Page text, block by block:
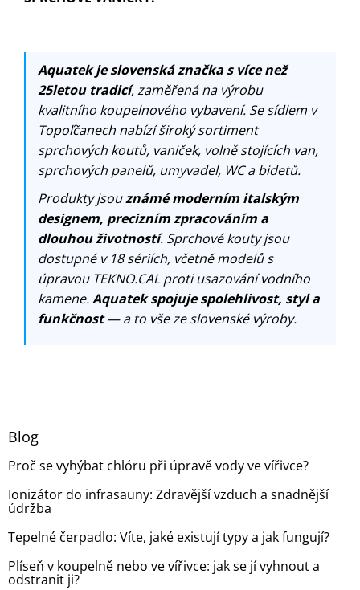
Aquatek je slovenská značka s více než
25letou tradicí, zaměřená na výrobu
kvalitního koupelnového vybavení. Se sídlem v
Topoľčanech nabízí široký sortiment
sprchových koutů, vaniček, volně stojících van,
sprchových panelů, umyvadel, WC a bidetů.
Produkty jsouznámé moderním italským
designem, precizním zpracováním a
dlouhou životností. Sprchové kouty jsou
dostupné v 18 sériích, včetně modelů s
úpravou TEKNO.CAL proti usazování vodního
kamene.Aquatek spojuje spolehlivost, styl a
funkčnost— a to vše ze slovenské výroby.
Z
Blog
Proč se vyhýbat chlóru při úpravě vody ve vířivce?
Ionizátor do infrasauny: Zdravější vzduch a snadnější
údržba
Tepelné čerpadlo: Víte, jaké existují typy a jak fungují?
Plíseň v koupelně nebo ve vířivce: jak se jí vyhnout a
odstranit ji?